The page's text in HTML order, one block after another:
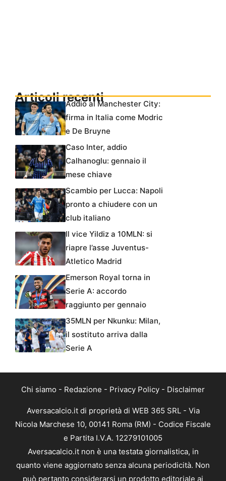
Articoli recentiAddio al Manchester City:
firma in Italia come Modric
e De Bruyne
Caso Inter, addio
Calhanoglu: gennaio il
mese chiave
Scambio per Lucca: Napoli
pronto a chiudere con un
club italiano
Il vice Yildiz a 10MLN: si
riapre l’asse Juventus-
Atletico Madrid
Emerson Royal torna in
Serie A: accordo
raggiunto per gennaio
35MLN per Nkunku: Milan,
il sostituto arriva dalla
Serie A
Chi siamo - Redazione - Privacy Policy - Disclaimer
Aversacalcio.it di proprietà di WEB 365 SRL - Via
Nicola Marchese 10, 00141 Roma (RM) - Codice Fiscale
e Partita I.V.A. 12279101005
Aversacalcio.it non è una testata giornalistica, in
quanto viene aggiornato senza alcuna periodicità. Non
può pertanto considerarsi un prodotto editoriale ai